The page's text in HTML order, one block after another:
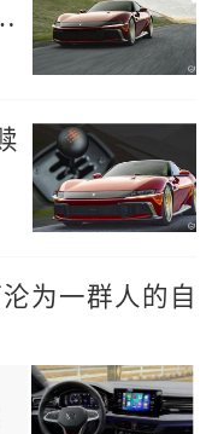
为一群人的自